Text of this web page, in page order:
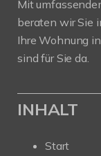
Mit
beraten wir Sie
Ihre Wohnung
sind für Sie da.
INHALT
Start